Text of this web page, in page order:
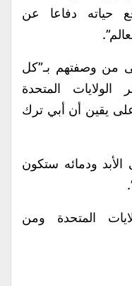
حياته دفاعا عن
من وصفتهم بـ”كل
المتحدة
على يقين أن أبي ترك
ودمائه ستكون
المتحدة ومن